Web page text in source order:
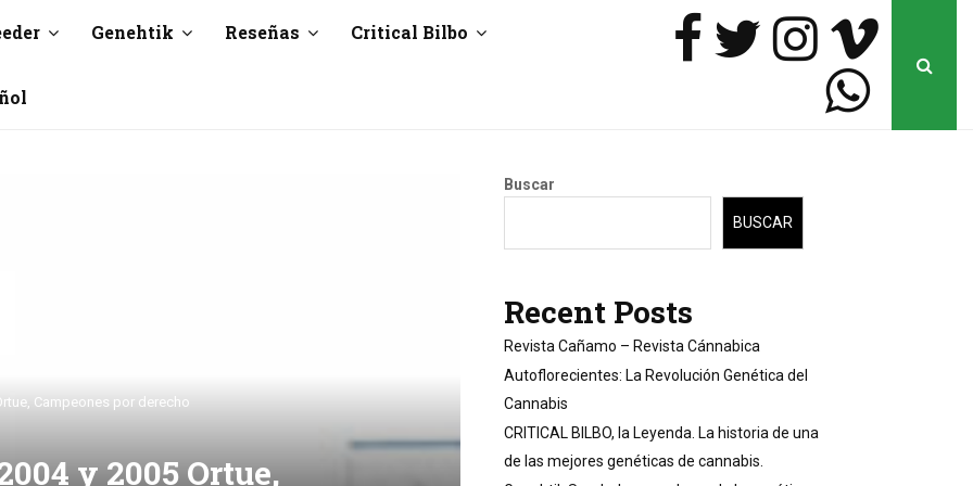
Genehtik Reseñas Critical Bilbo
Campeones por derecho
y 2005 Ortue,
Buscar
BUSCAR
Recent Posts
Revista Cañamo – Revista Cánnabica
Autoflorecientes: La Revolución Genética del
Cannabis
CRITICAL BILBO, la Leyenda. La historia de una
de las mejores genéticas de cannabis.